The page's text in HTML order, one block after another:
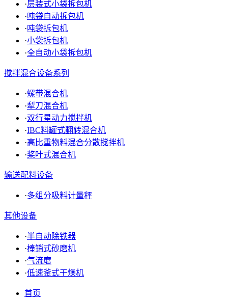
·层装式小袋拆包机
·吨袋自动拆包机
·吨袋拆包机
·小袋拆包机
·全自动小袋拆包机
搅拌混合设备系列
·螺带混合机
·犁刀混合机
·双行星动力搅拌机
·IBC料罐式翻转混合机
·高比重物料混合分散搅拌机
·桨叶式混合机
输送配料设备
·多组分吸料计量秤
其他设备
·半自动除铁器
·棒销式砂磨机
·气流磨
·低速釜式干燥机
首页